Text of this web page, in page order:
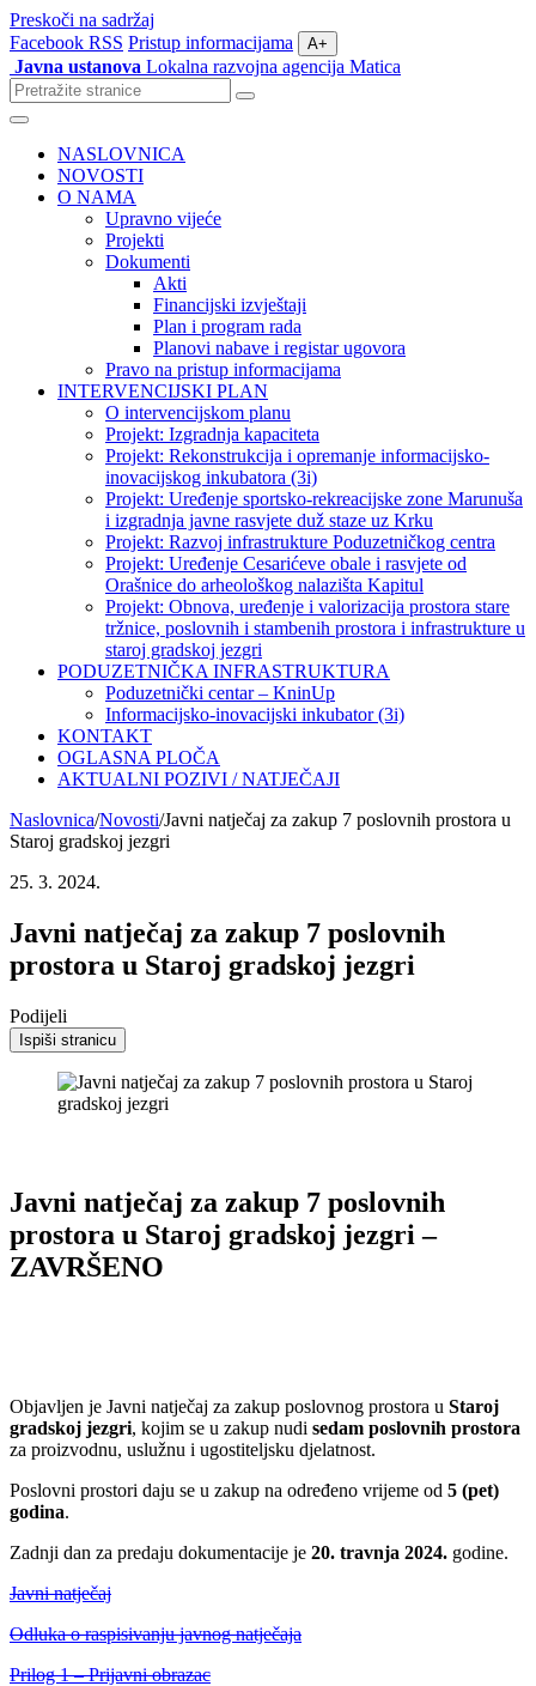
Preskoči na sadržaj
Facebook RSS Pristup informacijama A+
Javna ustanova Lokalna razvojna agencija Matica
Pretraži
stranice
Izbornik
NASLOVNICA
NOVOSTI
O NAMA
Upravno vijeće
Projekti
Dokumenti
Akti
Financijski izvještaji
Plan i program rada
Planovi nabave i registar ugovora
Pravo na pristup informacijama
INTERVENCIJSKI PLAN
O intervencijskom planu
Projekt: Izgradnja kapaciteta
Projekt: Rekonstrukcija i opremanje informacijsko-
inovacijskog inkubatora (3i)
Projekt: Uređenje sportsko-rekreacijske zone Marunuša
i izgradnja javne rasvjete duž staze uz Krku
Projekt: Razvoj infrastrukture Poduzetničkog centra
Projekt: Uređenje Cesarićeve obale i rasvjete od
Orašnice do arheološkog nalazišta Kapitul
Projekt: Obnova, uređenje i valorizacija prostora stare
tržnice, poslovnih i stambenih prostora i infrastrukture u
staroj gradskoj jezgri
PODUZETNIČKA INFRASTRUKTURA
Poduzetnički centar – KninUp
Informacijsko-inovacijski inkubator (3i)
KONTAKT
OGLASNA PLOČA
AKTUALNI POZIVI / NATJEČAJI
Naslovnica/Novosti/Javni natječaj za zakup 7 poslovnih prostora u
Staroj gradskoj jezgri
25. 3. 2024.
Javni natječaj za zakup 7 poslovnih
prostora u Staroj gradskoj jezgri
Podijeli
Ispiši stranicu
Javni natječaj za zakup 7 poslovnih
prostora u Staroj gradskoj jezgri –
ZAVRŠENO
Objavljen je Javni natječaj za zakup poslovnog prostora u Staroj
gradskoj jezgri, kojim se u zakup nudi sedam poslovnih prostora
za proizvodnu, uslužnu i ugostiteljsku djelatnost.
Poslovni prostori daju se u zakup na određeno vrijeme od 5 (pet)
godina.
Zadnji dan za predaju dokumentacije je 20. travnja 2024. godine.
Javni natječaj
Odluka o raspisivanju javnog natječaja
Prilog 1 – Prijavni obrazac